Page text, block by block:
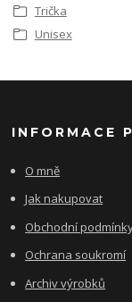
Trička
Unisex
INFORMACE
O mně
Jak nakupovat
Obchodní
Ochrana soukromí
Archiv výrobků